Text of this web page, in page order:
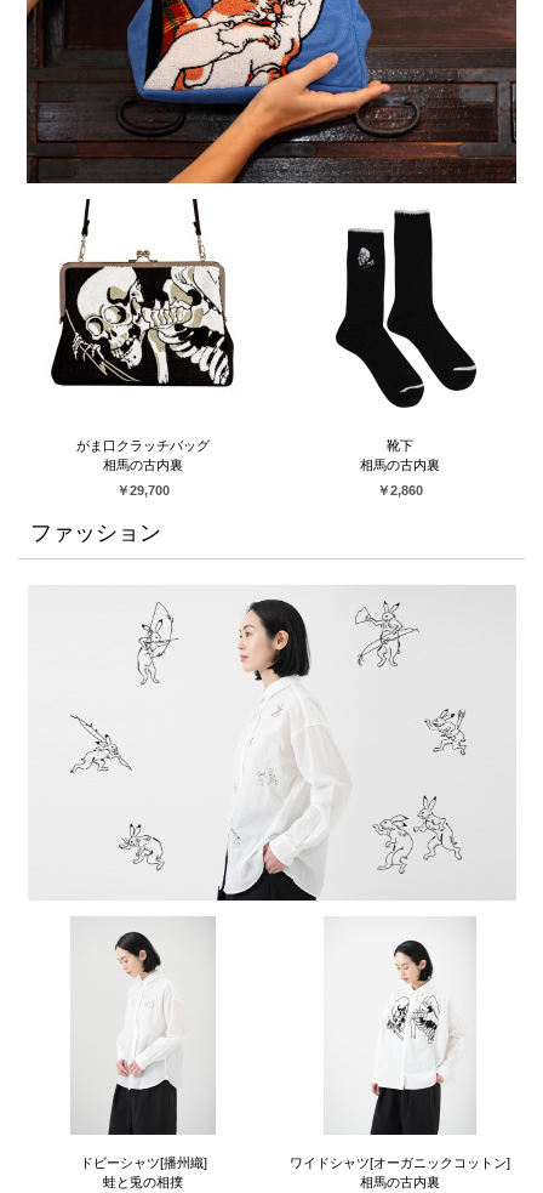
がま口クラッチバッグ
相馬の古内裏
￥29,700
靴下
相馬の古内裏
￥2,860
ファッション
ドビーシャツ[播州織]
蛙と兎の相撲
ワイドシャツ[オーガニックコットン]
相馬の古内裏